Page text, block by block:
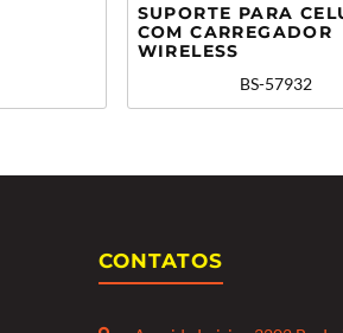
SUPORTE PARA
COM CARREGADOR
WIRELESS
BS-57932
CONTATOS